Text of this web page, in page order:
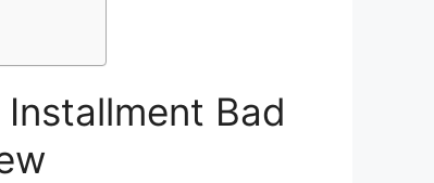
Bad